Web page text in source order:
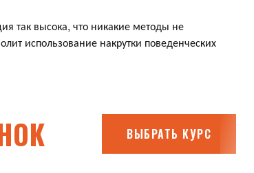
так высока, что никакие методы не
использование накрутки поведенческих